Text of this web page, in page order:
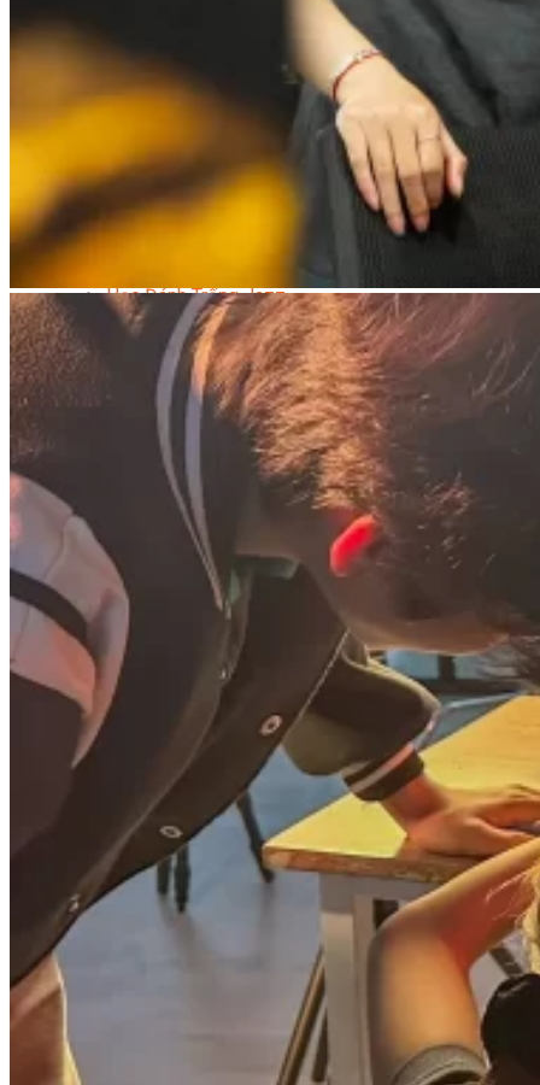
Ca Sĩ Chuyên Nghiệp
Học Đàn Violin
Học Violin Cover
Học Đàn Piano
Học Piano Trẻ Em
Học Đàn Guitar
Học Guitar Đệm Hát
Học Electric Guitar (Guitar Điện)
Học Electric Guitar Cover
Học Đánh Trống Jazz
Học Thanh Nhạc
Học Thanh Nhạc Trẻ Em
Học Hát Hay Như Thần Tượng
Học K-POP Dance
Học Nhảy Hiện Đại
Chuyên Đề Tiktok Dance
Kỹ Thuật – Công Nghệ
Kỹ Thuật Viên Điện – Nước – Điện Lạnh Dân Dụng
Kỹ Thuật Viên Điện Lạnh Ô Tô
Kỹ Thuật Viên Điện – Điện Tử Ô Tô Cơ Bản
Kỹ Thuật Viên Điện Lạnh Dân Dụng
Kỹ Thuật Viên Điện Dân Dụng
Kỹ Thuật Viên Điện Công Nghiệp
Nghiệp Vụ Tư Vấn & Giám Sát MEP
Sửa Chữa Điện Lạnh Dân Dụng
Chuyên Viên Chẩn Đoán ECU
Kỹ Thuật Viên Đại Tu Hộp Số Tự Động Chuyên Sâu
Kỹ Thuật Quấn Dây Và Sửa Chữa Máy Điện
Thiết Kế Lắp Đặt Hệ Thống Điện Năng Lượng Mặt
Kỹ Thuật Viên Điện Tử Chuyên Ngành Điện – Điện
Lạnh Dân Dụng
Ngành Khác
Quản Trị & Phát Triển Doanh Nghiệp
Giám Đốc Nhân Sự Chuyên Nghiệp
Quản Lý Cấp Trung Chuyên Nghiệp
Công Nghệ Thông Tin
Chuyên Viên Quản Trị Vận Hành Hệ Thống
An Ninh Mạng (Network Security)
Chuyên Viên Quản Trị Hệ Thống Và An Ninh
Quản Trị Hệ Thống Linux
Quản Trị Vận Hành Microsoft Azure
Data Analyst (Phân Tích Dữ Liệu)